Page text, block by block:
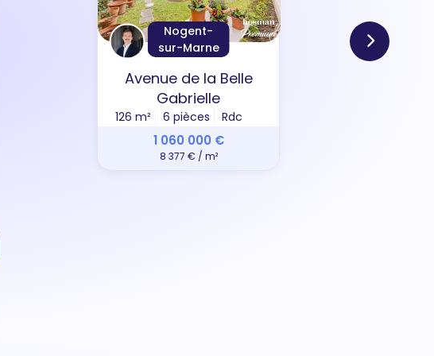
Nogent-
sur-Marne
Avenue de la Belle
Gabrielle
126 m² 6 pièces Rdc
1 060 000 €
8 377 € / m²